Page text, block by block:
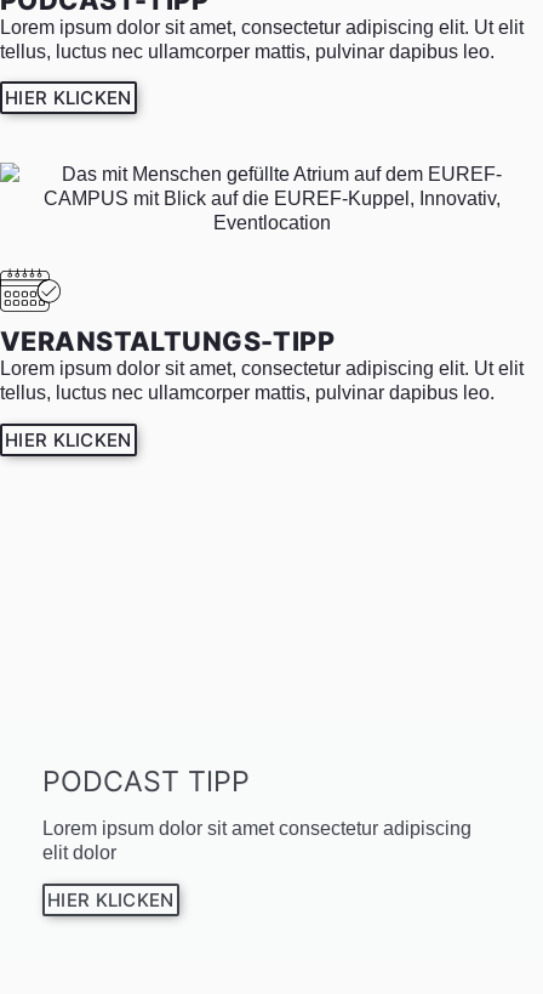
Lorem ipsum dolor sit amet, consectetur adipiscing elit. Ut elit
tellus, luctus nec ullamcorper mattis, pulvinar dapibus leo.
HIER KLICKEN
VERANSTALTUNGS-TIPP
Lorem ipsum dolor sit amet, consectetur adipiscing elit. Ut elit
tellus, luctus nec ullamcorper mattis, pulvinar dapibus leo.
HIER KLICKEN
PODCAST TIPP
Lorem ipsum dolor sit amet consectetur adipiscing
elit dolor
HIER KLICKEN